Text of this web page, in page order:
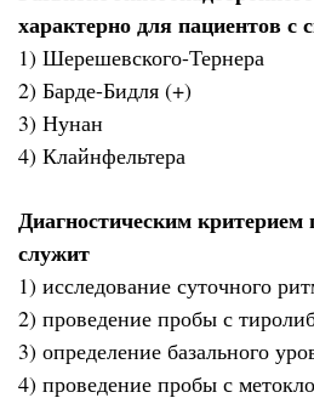
характерно для пациентов с
1) Шерешевского-Тернера
2) Барде-Бидля (+)
3) Нунан
4) Клайнфельтера
Диагностическим критерием
служит
1) исследование суточного
2) проведение пробы с
3) определение базального
4) проведение пробы с